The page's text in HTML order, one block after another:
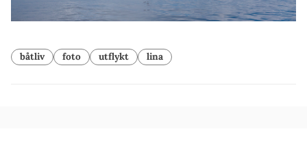
båtliv foto utflykt lina